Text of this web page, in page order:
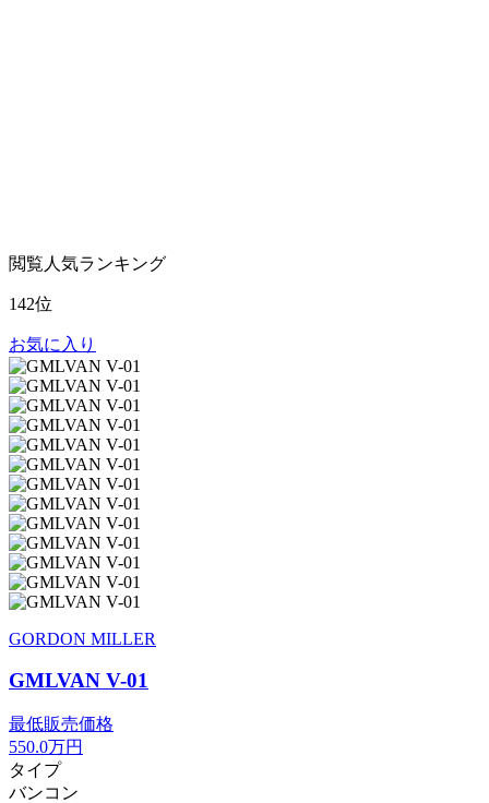
閲覧人気ランキング
142位
お気に入り
GORDON MILLER
GMLVAN V-01
最低販売価格
550.0万円
タイプ
バンコン